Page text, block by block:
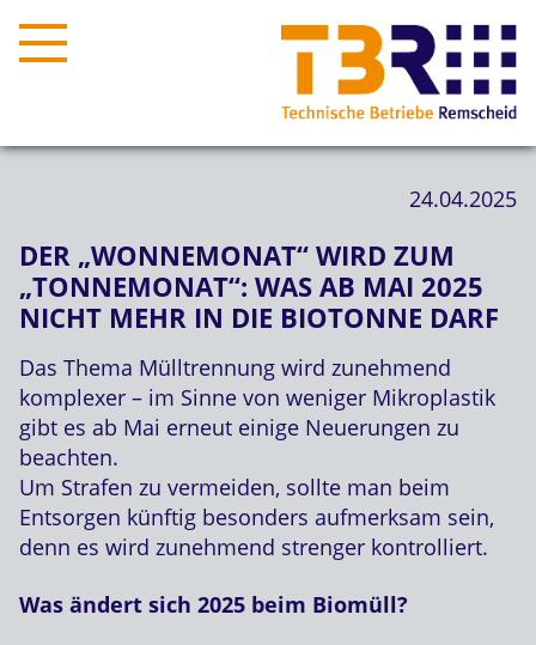
24.04.2025
DER „WONNEMONAT“ WIRD ZUM
„TONNEMONAT“: WAS AB MAI 2025
NICHT MEHR IN DIE BIOTONNE DARF
Das Thema Mülltrennung wird zunehmend
komplexer – im Sinne von weniger Mikroplastik
gibt es ab Mai erneut einige Neuerungen zu
beachten.
Um Strafen zu vermeiden, sollte man beim
Entsorgen künftig besonders aufmerksam sein,
denn es wird zunehmend strenger kontrolliert.
Was ändert sich 2025 beim Biomüll?